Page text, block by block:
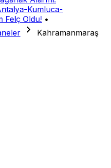
Kumluca-
Felç Oldu! •
chevron_right Kahramanmaraş